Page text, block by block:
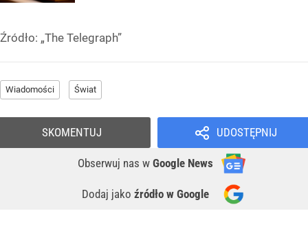
Źródło: „The Telegraph”
Wiadomości Świat
UDOSTĘPNIJ
Obserwuj nas w Google News
Dodaj jako źródło w Google
SKOMENTUJ